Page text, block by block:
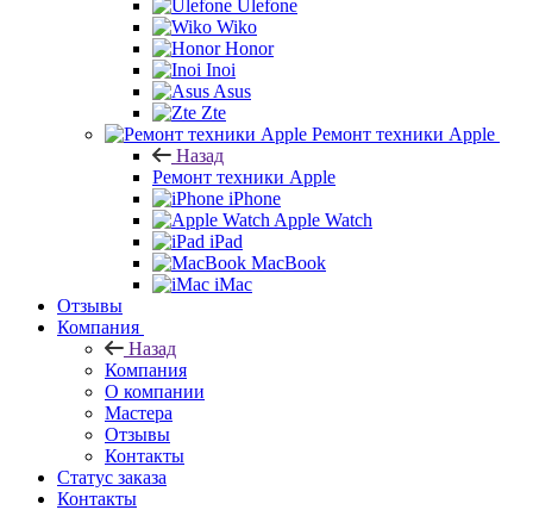
Ulefone
Wiko
Honor
Inoi
Asus
Zte
Ремонт техники Apple
Назад
Ремонт техники Apple
iPhone
Apple Watch
iPad
MacBook
iMac
Отзывы
Компания
Назад
Компания
О компании
Мастера
Отзывы
Контакты
Статус заказа
Контакты